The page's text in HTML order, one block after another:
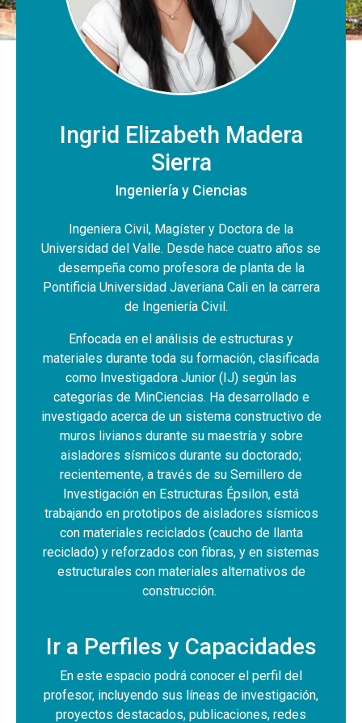
Ingrid Elizabeth Madera
Sierra
Ingeniería y Ciencias
Ingeniera Civil, Magíster y Doctora de la
Universidad del Valle. Desde hace cuatro años se
desempeña como profesora de planta de la
Pontificia Universidad Javeriana Cali en la carrera
de Ingeniería Civil.
Enfocada en el análisis de estructuras y
materiales durante toda su formación, clasificada
como Investigadora Junior (IJ) según las
categorías de MinCiencias. Ha desarrollado e
investigado acerca de un sistema constructivo de
muros livianos durante su maestría y sobre
aisladores sísmicos durante su doctorado;
recientemente, a través de su Semillero de
Investigación en Estructuras Épsilon, está
trabajando en prototipos de aisladores sísmicos
con materiales reciclados (caucho de llanta
reciclado) y reforzados con fibras, y en sistemas
estructurales con materiales alternativos de
construcción.
Ir a Perfiles y Capacidades
En este espacio podrá conocer el perfil del
profesor, incluyendo sus líneas de investigación,
proyectos destacados, publicaciones, redes